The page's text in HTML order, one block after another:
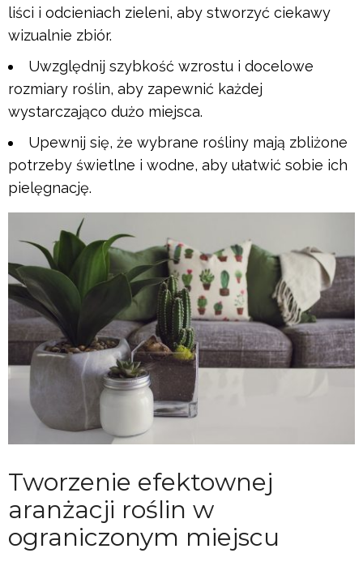
liści i odcieniach zieleni, aby stworzyć ciekawy
wizualnie zbiór.
Uwzględnij szybkość wzrostu i docelowe
rozmiary roślin, aby zapewnić każdej
wystarczająco dużo miejsca.
Upewnij się, że wybrane rośliny mają zbliżone
potrzeby świetlne i wodne, aby ułatwić sobie ich
pielęgnację.
Tworzenie efektownej
aranżacji roślin w
ograniczonym miejscu